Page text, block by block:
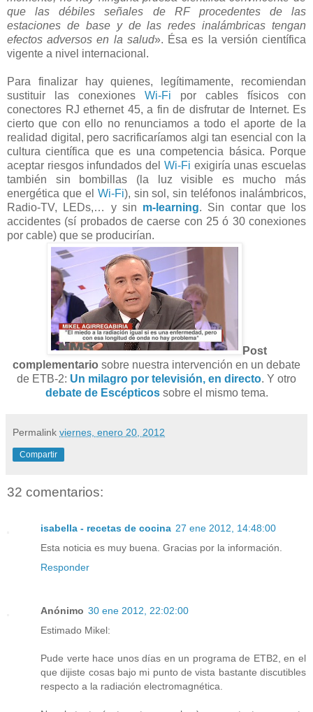
que las débiles señales de RF procedentes de las
estaciones de base y de las redes inalámbricas tengan
efectos adversos en la salud». Ésa es la versión científica
vigente a nivel internacional.
Para finalizar hay quienes, legítimamente, recomiendan
sustituir las conexiones Wi-Fi por cables físicos con
conectores RJ ethernet 45, a fin de disfrutar de Internet. Es
cierto que con ello no renunciamos a todo el aporte de la
realidad digital, pero sacrificaríamos algi tan esencial con la
cultura científica que es una competencia básica. Porque
aceptar riesgos infundados del Wi-Fi exigiría unas escuelas
también sin bombillas (la luz visible es mucho más
energética que el Wi-Fi), sin sol, sin teléfonos inalámbricos,
Radio-TV, LEDs,… y sin m-learning. Sin contar que los
accidentes (sí probados de caerse con 25 ó 30 conexiones
por cable) que se producirían.
Post
complementario sobre nuestra intervención en un debate
de ETB-2: Un milagro por televisión, en directo. Y otro
debate de Escépticos sobre el mismo tema.
Permalink viernes, enero 20, 2012
Compartir
32 comentarios:
isabella - recetas de cocina 27 ene 2012, 14:48:00
Esta noticia es muy buena. Gracias por la información.
Responder
Anónimo 30 ene 2012, 22:02:00
Estimado Mikel:
Pude verte hace unos días en un programa de ETB2, en el
que dijiste cosas bajo mi punto de vista bastante discutibles
respecto a la radiación electromagnética.